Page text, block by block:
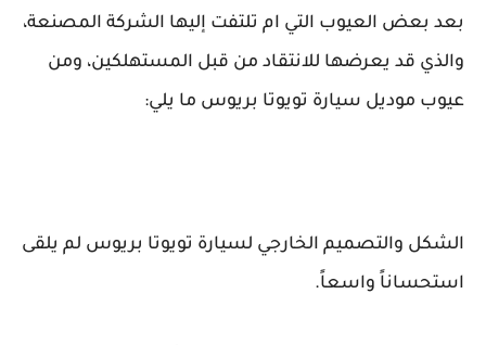
بعد بعض العيوب التي ام تلتفت إليها الشركة المصنعة،
والذي قد يعرضها للانتقاد من قبل المستهلكين، ومن
عيوب موديل سيارة تويوتا بريوس ما يلي:
الشكل والتصميم الخارجي لسيارة تويوتا بريوس لم يلقى
استحساناً واسعاً.